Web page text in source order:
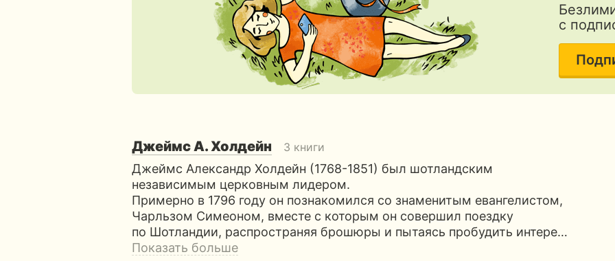
с
Джеймс А. Холдейн 3 книги
Джеймс Александр Холдейн (1768-1851) был шотландским
независимым церковным лидером.
Примерно в 1796 году он познакомился со знаменитым евангелистом,
Чарльзом Симеоном, вместе с которым он совершил поездку
по Шотландии, распространяя брошюры и пытаясь пробудить интере…
Показать больше